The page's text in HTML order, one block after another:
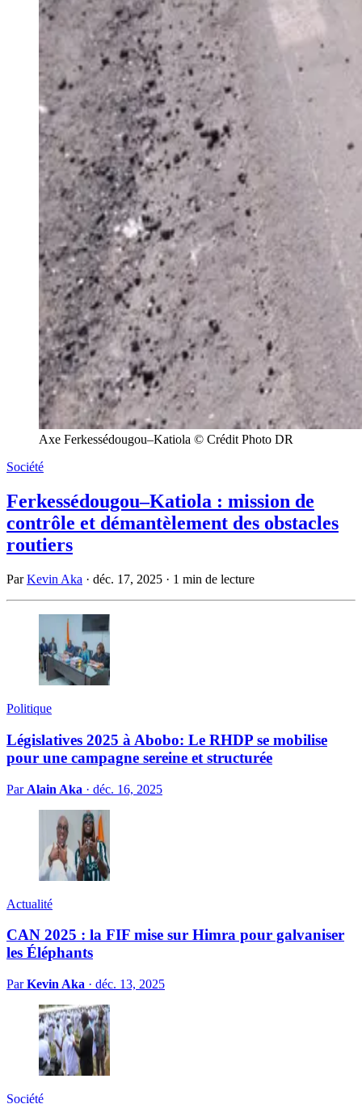
Axe Ferkessédougou–Katiola © Crédit Photo DR
Société
Ferkessédougou–Katiola : mission de
contrôle et démantèlement des obstacles
routiers
ParKevin Aka · déc. 17, 2025 · 1 min de lecture
Politique
Législatives 2025 à Abobo: Le RHDP se mobilise
pour une campagne sereine et structurée
Par Alain Aka · déc. 16, 2025
Actualité
CAN 2025 : la FIF mise sur Himra pour galvaniser
les Éléphants
ParKevin Aka · déc. 13, 2025
Société